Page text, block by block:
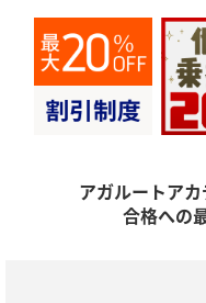
アガルートア
合格への